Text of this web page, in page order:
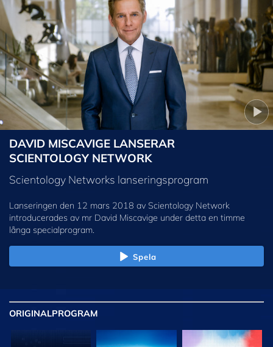
DAVID MISCAVIGE LANSERAR
SCIENTOLOGY NETWORK
Scientology Networks lanseringsprogram
Lanseringen den 12 mars 2018 av Scientology Network
introducerades av mr David Miscavige under detta en timme
långa specialprogram.
Spela
ORIGINALPROGRAM